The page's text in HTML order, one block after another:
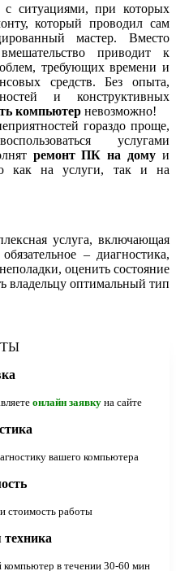
с ситуациями, при которых
который проводил сам
мастер. Вместо
приводит к
требующих времени и
средств. Без опыта,
и конструктивных
компьютер невозможно!
гораздо проще,
услугами
ремонт ПК на дому и
как на услуги, так и на
услуга, включающая
– диагностика,
оценить состояние
владельцу оптимальный тип
онлайн заявкуна сайте
вашего компьютера
стоимость работы
в течении 30-60 мин